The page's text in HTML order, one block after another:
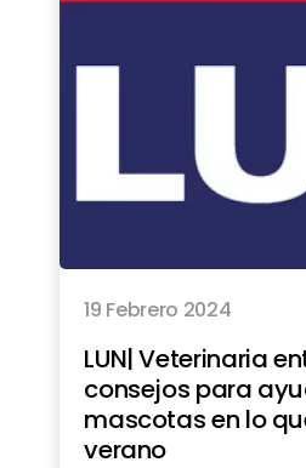
19 Febrero 2024
LUN| Veterinaria
consejos para
mascotas en lo
verano